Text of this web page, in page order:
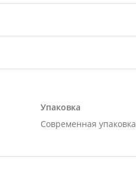
Упаковка
Современная упаковка